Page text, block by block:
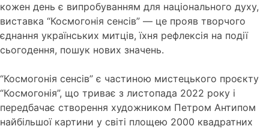
кожен день є випробуванням для національного духу,
виставка “Космогонія сенсів” — це прояв творчого
єднання українських митців, їхня рефлексія на події
сьогодення, пошук нових значень.
“Космогонія сенсів” є частиною мистецького проєкту
“Космогонія”, що триває з листопада 2022 року і
передбачає створення художником Петром Антипом
найбільшої картини у світі площею 2000 квадратних